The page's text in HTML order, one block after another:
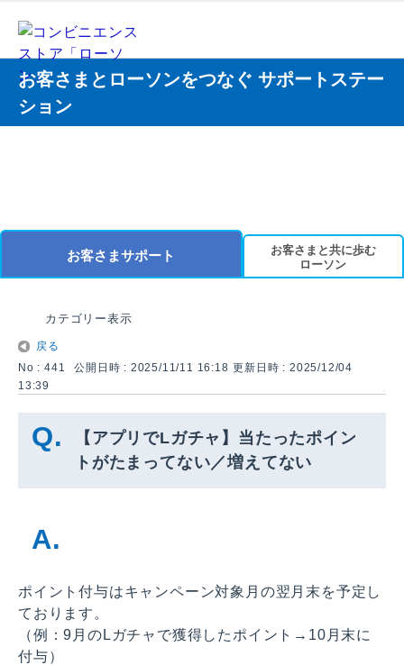
お客さまとローソンをつなぐ サポートステー
ション
お客さまサポート
お客さまと共に歩む
ローソン
カテゴリー表示
戻る
No : 441
公開日時 : 2025/11/11 16:18 更新日時 : 2025/12/04
13:39
【アプリでLガチャ】当たったポイン
トがたまってない／増えてない
ポイント付与はキャンペーン対象月の翌月末を予定し
ております。
（例：9月のLガチャで獲得したポイント→10月末に
付与）